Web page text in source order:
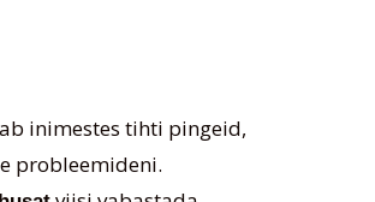
inimestes tihti pingeid,
probleemideni.